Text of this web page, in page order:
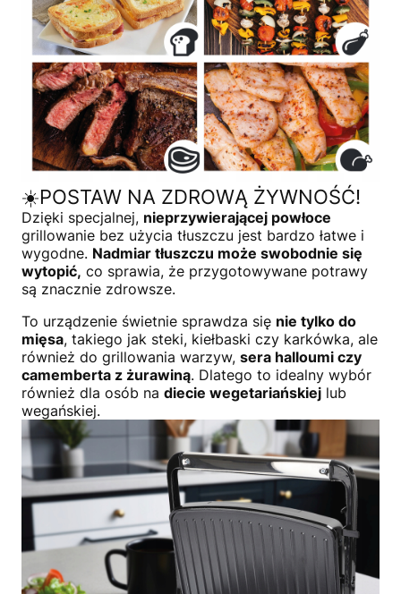
☀️POSTAW NA ZDROWĄ ŻYWNOŚĆ!
Dzięki specjalnej, nieprzywierającej powłoce
grillowanie bez użycia tłuszczu jest bardzo łatwe i
wygodne. Nadmiar tłuszczu może swobodnie się
wytopić, co sprawia, że przygotowywane potrawy
są znacznie zdrowsze.
To urządzenie świetnie sprawdza się nie tylko do
mięsa, takiego jak steki, kiełbaski czy karkówka, ale
również do grillowania warzyw, sera halloumi czy
camemberta z żurawiną. Dlatego to idealny wybór
również dla osób na diecie wegetariańskiej lub
wegańskiej.